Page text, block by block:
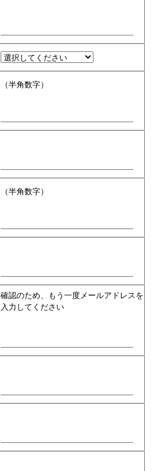
（半角数字）
（半角数字）
確認のため、もう一度メールアドレスを
入力してください